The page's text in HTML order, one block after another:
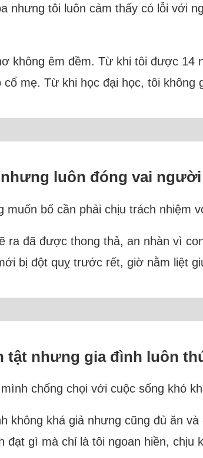
nhưng tôi luôn cảm thấy có lỗi với
không êm đềm. Từ khi tôi được
mẹ. Từ khi học đại học, tôi không
nhưng luôn đóng vai
muốn bố cần phải chịu trách nhiệm
ra đã được thong thả, an nhàn vì
bị đột quỵ trước rết, giờ nằm liệt
tật nhưng gia đình luôn
chống chọi với cuộc sống khó
không khá giả nhưng cũng đủ ăn
đạt gì mà chỉ là tôi ngoan hiền,